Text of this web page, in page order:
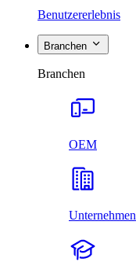
Benutzererlebnis
Branchen
Branchen
OEM
Unternehmen